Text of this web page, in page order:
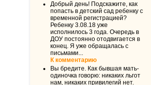
Добрый день! Подскажите, как
попасть в детский сад ребенку с
временной регистрацией?
Ребенку 3.08.18 уже
исполнилось 3 года. Очередь в
ДОУ постоянно отодвигается в
конец. Я уже обращалась с
письмами...
К комментарию
Вы бредите. Как бывшая мать-
одиночка говорю: никаких льгот
нам, никаких привилегий нет.